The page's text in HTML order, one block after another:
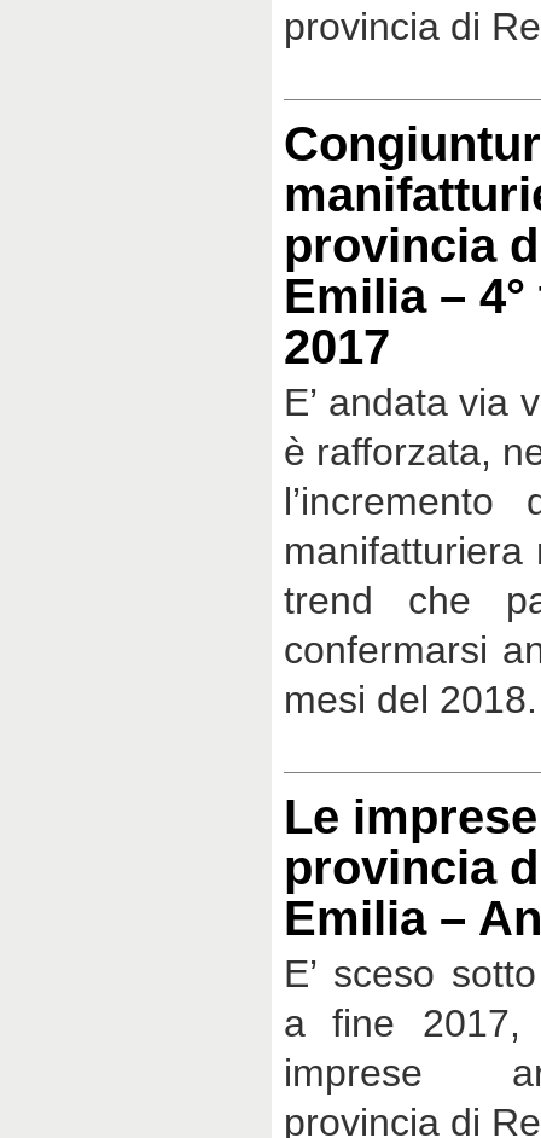
provincia di
provincia
Emilia –
2017
E’ andata via
è rafforzata,
l’incremento
trend che
confermarsi
mesi del
Le
provincia
Emilia –
E’ sceso
a fine 2017,
imprese
provincia di